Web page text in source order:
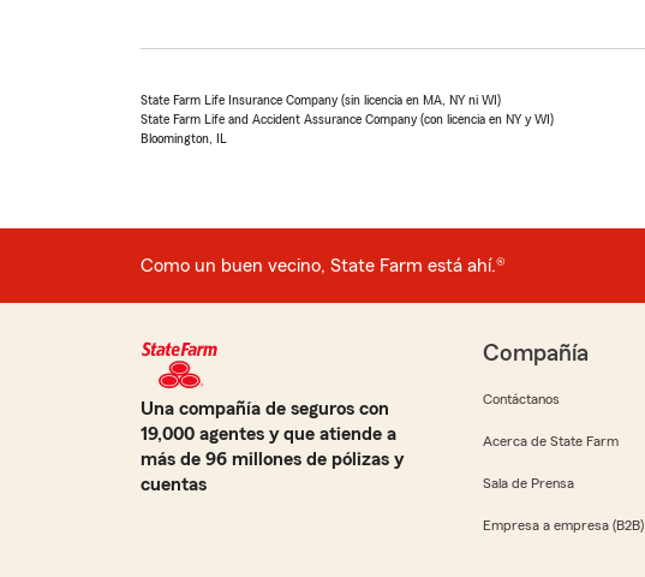
State Farm Life Insurance Company (sin licencia en MA, NY ni WI)
State Farm Life and Accident Assurance Company (con licencia en NY y WI)
Bloomington, IL
Como un buen vecino, State Farm está ahí.®
Una compañía de seguros con
19,000 agentes y que atiende a
más de 96 millones de pólizas y
cuentas
Compañía
Contáctanos
Acerca de State Farm
Sala de Prensa
Empresa a empresa (B2B)